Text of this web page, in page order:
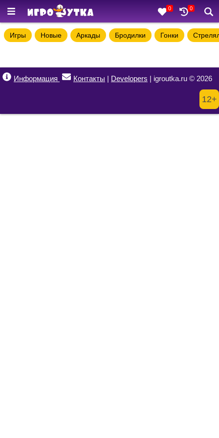
0 0
Игры Новые Аркады Бродилки Гонки
Информация Контакты | Developers | igroutka.ru © 2026
12+